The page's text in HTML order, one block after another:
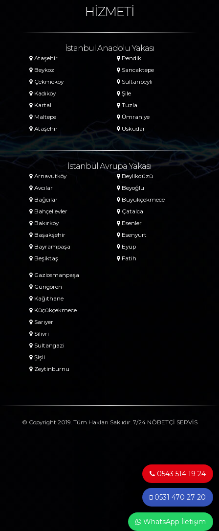
HİZMETİ
İstanbul Anadolu Yakası
Ataşehir
Beykoz
Çekmeköy
Kadıköy
Kartal
Maltepe
Ataşehir
Pendik
Sancaktepe
Sultanbeyli
Şile
Tuzla
Ümraniye
Üsküdar
İstanbul Avrupa Yakası
Arnavutköy
Avcılar
Bağcılar
Bahçelievler
Bakırköy
Başakşehir
Bayrampaşa
Beşiktaş
Beylikdüzü
Beyoğlu
Büyükçekmece
Çatalca
Esenler
Esenyurt
Eyüp
Fatih
Gaziosmanpaşa
Güngören
Kağıthane
Küçükçekmece
Sarıyer
Silivri
Sultangazi
Şişli
Zeytinburnu
© Copyright 2019. Tüm Hakları Saklıdır. 7/24 NÖBETÇİ SERVİS
0543 514 19 24
0531 470 27 20
WhatsApp İletişim